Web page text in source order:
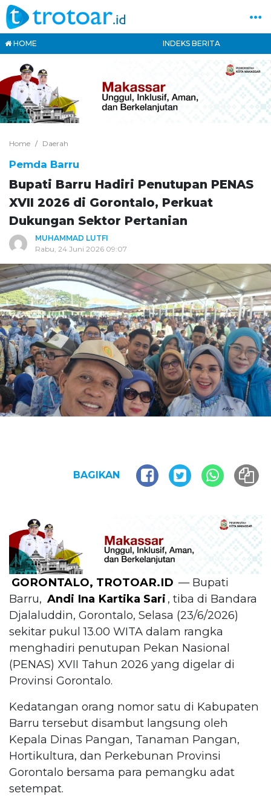
HOME INDEKS BERITA
Home Daerah
Pemda Barru
Bupati Barru Hadiri Penutupan PENAS
XVII 2026 di Gorontalo, Perkuat
Dukungan Sektor Pertanian
MUHAMMAD LUTFI
Rabu, 24 Juni 2026 09:07
BAGIKAN
GORONTALO, TROTOAR.ID — Bupati
Barru, Andi Ina Kartika Sari , tiba di Bandara
Djalaluddin, Gorontalo, Selasa (23/6/2026)
sekitar pukul 13.00 WITA dalam rangka
menghadiri penutupan Pekan Nasional
(PENAS) XVII Tahun 2026 yang digelar di
Provinsi Gorontalo.
Kedatangan orang nomor satu di Kabupaten
Barru tersebut disambut langsung oleh
Kepala Dinas Pangan, Tanaman Pangan,
Hortikultura, dan Perkebunan Provinsi
Gorontalo bersama para pemangku adat
setempat.